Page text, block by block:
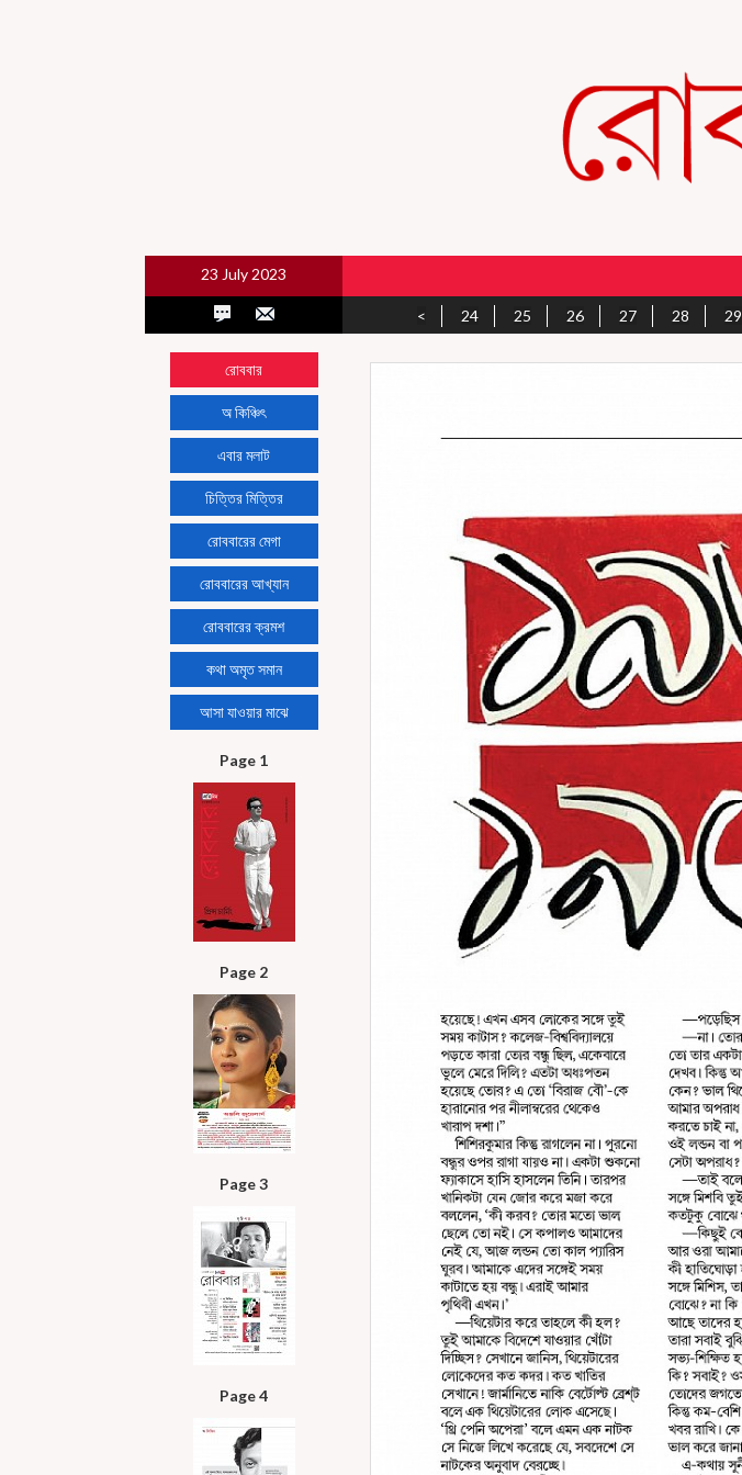
23 July 2023
< 24 25 26 27 28 29
রোববার
অ কিঞ্চিৎ
এবার মলাট
চিত্তির মিত্তির
রোববারের মেগা
রোববারের আখ্যান
রোববারের ক্রমশ
কথা অমৃত সমান
আসা যাওয়ার মাঝে
Page 1
Page 2
Page 3
Page 4